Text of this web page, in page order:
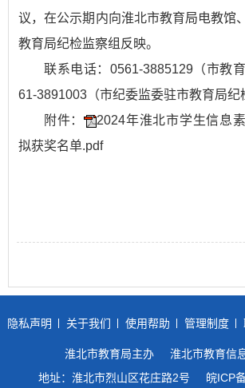
议，在公示期内向淮北市教育局电教馆
教育局纪检监察组反映。
联系电话：0561-3885129（市教
61-3891003（市纪委监委驻市教育局纪
附件：
2024年淮北市学生信息
拟获奖名单.pdf
隐私声明 关于我们 使用帮助 管理制度
淮北市教育局主办
淮北市教育信
地址：淮北市烈山区花庄路2号
皖ICP